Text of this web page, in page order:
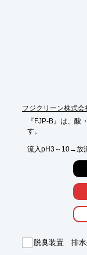
フジクリーン株式会
『FJP-B』は、
す。
流入pH3～10→放
テナントビルに
■万が一にも安心
■故障や緊急対応
■薬品注入は自動
※詳しくはPDFを
脱臭装置 排水